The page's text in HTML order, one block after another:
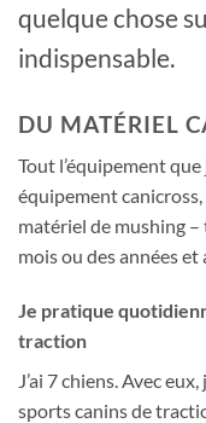
quelque chose
indispensable.
DU MATÉRIEL
Tout l’équipement
équipement
matériel de mushing
mois ou des années et
Je pratique
traction
J’ai 7 chiens. Avec
sports canins de